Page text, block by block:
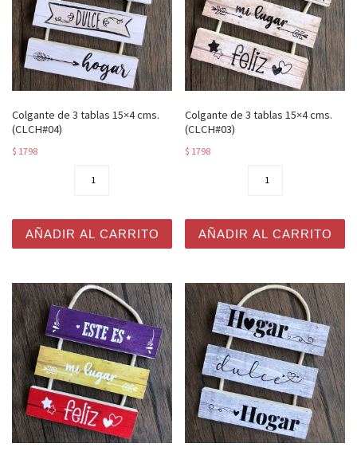
Colgante de 3 tablas 15×4 cms.
(CLCH#04)
$ 1798
AÑADIR AL CARRITO
Colgante de 3 tablas 15×4 cms.
(CLCH#03)
$ 1798
AÑADIR AL CARRITO